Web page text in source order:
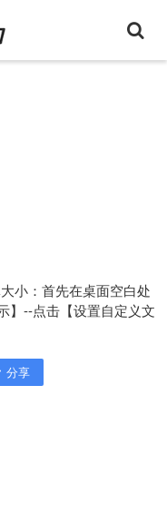
小：首先在桌面空白处
】--点击【设置自定义文
分享